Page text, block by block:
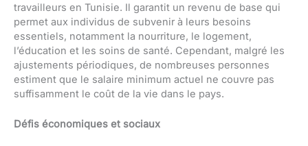
travailleurs en Tunisie. Il garantit un revenu de base qui
permet aux individus de subvenir à leurs besoins
essentiels, notamment la nourriture, le logement,
l’éducation et les soins de santé. Cependant, malgré les
ajustements périodiques, de nombreuses personnes
estiment que le salaire minimum actuel ne couvre pas
suffisamment le coût de la vie dans le pays.
Défis économiques et sociaux